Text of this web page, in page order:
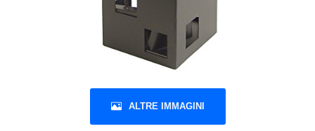
ALTRE IMMAGINI